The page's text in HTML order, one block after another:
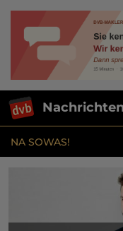
NA SOWAS!